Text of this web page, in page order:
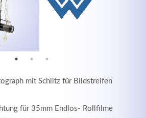
mit Schlitz für Bildstreifen
für 35mm Endlos- Rollfilme